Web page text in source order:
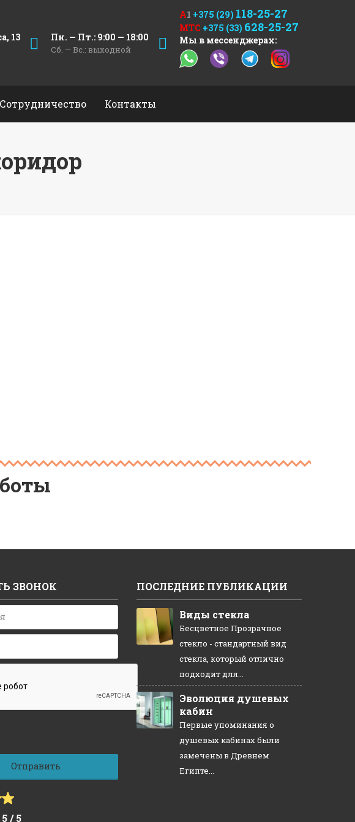
13 Пн. — Пт.: 9:00 — 18:00
Сб. — Вс.: выходной
А1 +375 (29) 118-25-27
МТС +375 (33) 628-25-27
Мы в мессенджерах:
Сотрудничество Контакты
ЗВОНОК
/ 5
ПОСЛЕДНИЕ ПУБЛИКАЦИИ
Виды стекла
Бесцветное Прозрачное
стекло - стандартный вид
стекла, который отлично
подходит для...
Эволюция душевых
кабин
Первые упоминания о
душевых кабинах были
замечены в Древнем
Египте...